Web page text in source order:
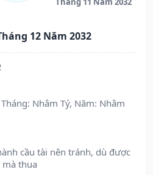
12 Năm 2032
Nhâm Tý, Năm: Nhâm
cầu tài nên tránh, dù được
thua